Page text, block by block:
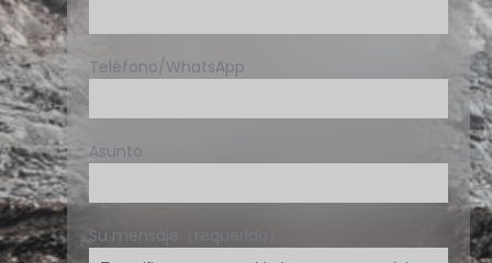
Teléfono/WhatsApp
Asunto
Su mensaje（requerido）